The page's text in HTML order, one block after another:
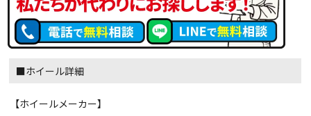
■ホイール詳細
【ホイールメーカー】